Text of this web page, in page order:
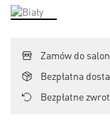
Zamów do
Bezpłatna
Bezpłatne